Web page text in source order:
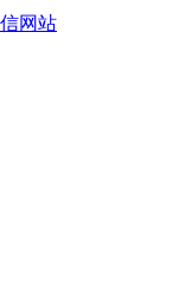
网站